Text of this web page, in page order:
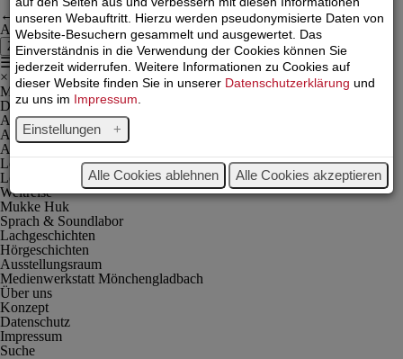
←Linkin Park
ABBA: Voyage→
Zurück
☰
×
Magazin
Der Rote Faden
Alice im Homeoffice
Alice im Gespräch
Alice unterwegs
LesArt
Leos Lyrik
Weltreise
Mukke Huk
Sprach & Soundlabor
Lachgeschichten
Hörgeschichten
Ausstellungsraum
Medienwerkstatt Mönchengladbach
Über uns
Konzept
Datenschutz
Impressum
Suche
unseren Webauftritt. Hierzu werden pseudonymisierte Daten von
Website-Besuchern gesammelt und ausgewertet. Das
Einverständnis in die Verwendung der Cookies können Sie
jederzeit widerrufen. Weitere Informationen zu Cookies auf
dieser Website finden Sie in unserer Datenschutzerklärung und
zu uns im Impressum
Einstellungen
Alle Cookies ablehnen Alle Cookies akzeptieren